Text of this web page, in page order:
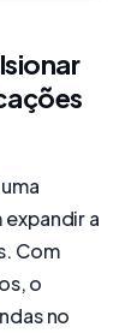
a
Com
o
no